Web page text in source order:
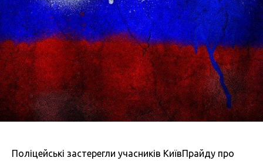
Поліцейські застерегли учасників КиївПрайду про